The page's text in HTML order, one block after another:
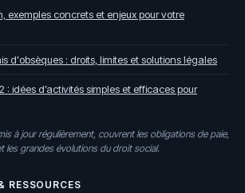
exemples concrets et enjeux pour votre
d'obsèques : droits, limites et solutions légales
: idées d’activités simples et efficaces pour
à jour régulièrement, couvrent les obligations de paie,
les grandes évolutions du droit social.
RESSOURCES